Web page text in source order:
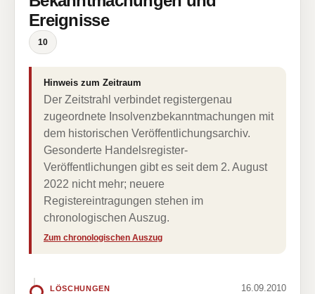
Ereignisse
10
Hinweis zum Zeitraum
Der Zeitstrahl verbindet registergenau
zugeordnete Insolvenzbekanntmachungen mit
dem historischen Veröffentlichungsarchiv.
Gesonderte Handelsregister-
Veröffentlichungen gibt es seit dem 2. August
2022 nicht mehr; neuere
Registereintragungen stehen im
chronologischen Auszug.
Zum chronologischen Auszug
LÖSCHUNGEN 16.09.2010